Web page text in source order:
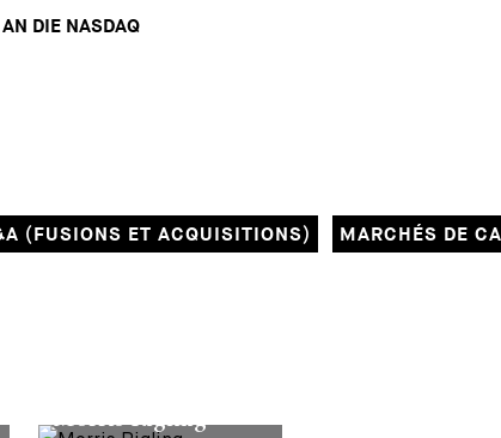
DIE NASDAQ
(FUSIONS ET ACQUISITIONS) MARCHÉS DE
Morris Rigling